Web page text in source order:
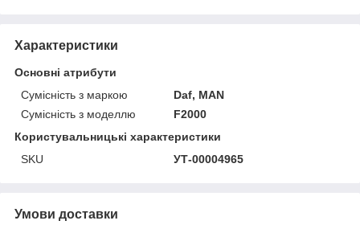
Характеристики
Основні атрибути
Сумісність з маркою
Daf, MAN
Сумісність з моделлю
F2000
Користувальницькі характеристики
SKU
УТ-00004965
Умови доставки